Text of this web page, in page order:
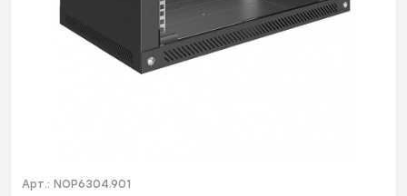
Арт.: NOP6304.901